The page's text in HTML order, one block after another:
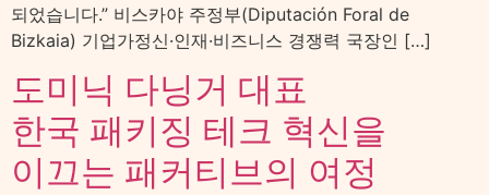
되었습니다.” 비스카야 주정부(Diputación Foral de
Bizkaia) 기업가정신·인재·비즈니스 경쟁력 국장인 […]
도미닉 다닝거 대표
한국 패키징 테크 혁신을
이끄는 패커티브의 여정